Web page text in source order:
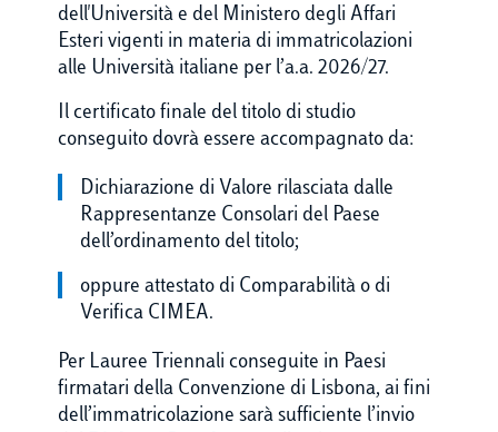
dell'Università e del Ministero degli Affari
Esteri vigenti in materia di immatricolazioni
alle Università italiane per l’a.a. 2026/27.
Il certificato finale del titolo di studio
conseguito dovrà essere accompagnato da:
Dichiarazione di Valore rilasciata dalle
Rappresentanze Consolari del Paese
dell’ordinamento del titolo;
oppure attestato di Comparabilità o di
Verifica CIMEA.
Per Lauree Triennali conseguite in Paesi
firmatari della Convenzione di Lisbona, ai fini
dell’immatricolazione sarà sufficiente l’invio